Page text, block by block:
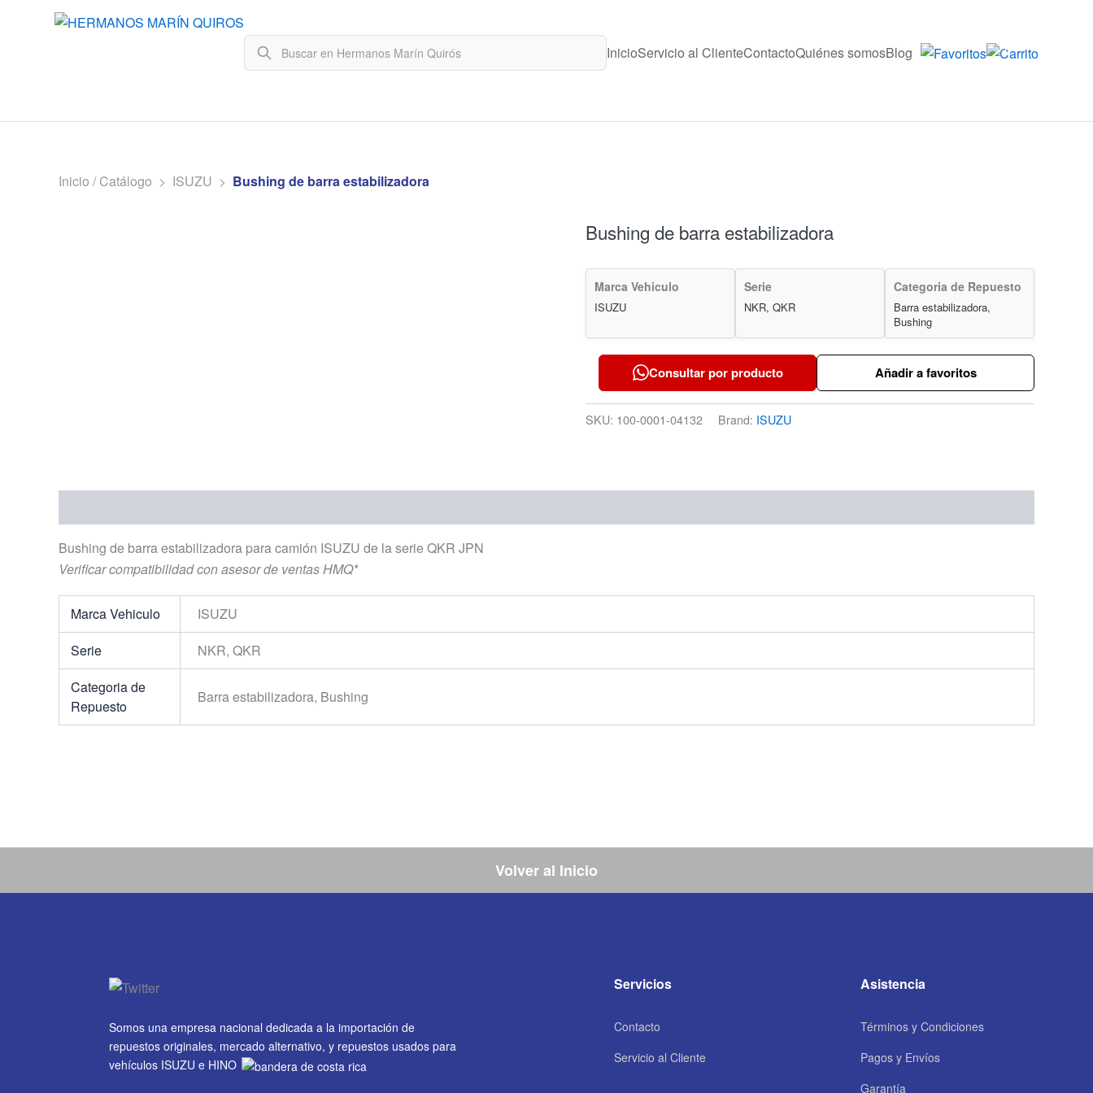
InicioServicio al ClienteContactoQuiénes somosBlog 0
Inicio / Catálogo > ISUZU > Bushing de barra estabilizadora
Bushing de barra estabilizadora
Marca Vehiculo
ISUZU
Serie
NKR, QKR
Categoria de Repuesto
Barra estabilizadora,
Bushing
Consultar por producto Añadir a favoritos
SKU: 100-0001-04132 Brand: ISUZU
Bushing de barra estabilizadora para camión ISUZU de la serie QKR JPN
Verificar compatibilidad con asesor de ventas HMQ*
Marca Vehiculo
ISUZU
Serie
NKR, QKR
Categoria de
Repuesto
Barra estabilizadora, Bushing
Volver al Inicio
Somos una empresa nacional dedicada a la importación de
repuestos originales, mercado alternativo, y repuestos usados para
vehículos ISUZU e HINO
Servicios
Contacto
Servicio al Cliente
Asistencia
Términos y Condiciones
Pagos y Envíos
Garantía